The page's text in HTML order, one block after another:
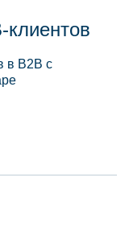
клиентов
в B2B с